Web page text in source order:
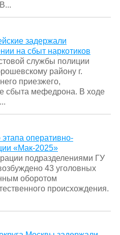
задержали
на сбыт наркотиков
службы полиции
району г.
приезжего,
сбыта мефедрона. В ходе
оперативно-
«Мак-2025»
подразделениями ГУ
43 уголовных
оборотом
происхождения.